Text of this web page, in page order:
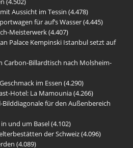
Aussicht im Tessin (4.478)
für auf’s Wasser(4.445)
Meisterwerk(4.407)
Palace Kempinski Istanbul setzt auf
Billardtisch nach Molsheim-
im Essen (4.290)
Hotel: La Mamounia(4.266)
Bilddiagonale für den Außenbereich
und um Basel(4.102)
der Schweiz(4.096)
(4.089)